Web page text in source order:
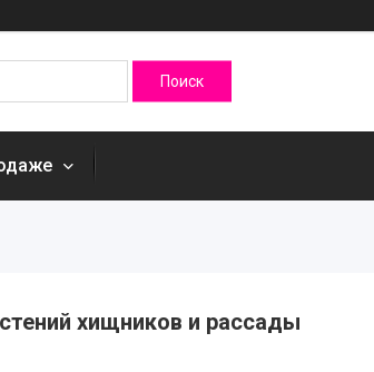
хищников и рассады